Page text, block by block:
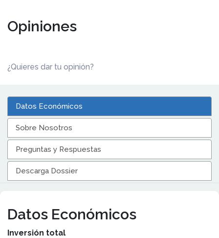
Opiniones
¿Quieres dar tu opinión?
Datos Económicos
Sobre Nosotros
Preguntas y Respuestas
Descarga Dossier
Datos Económicos
Inversión total